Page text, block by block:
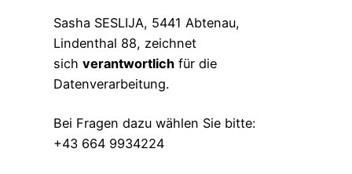
Sasha SESLIJA, 5441 Abtenau,
Lindenthal 88, zeichnet
sich verantwortlich für die
Datenverarbeitung.
Bei Fragen dazu wählen Sie bitte:
+43 664 9934224